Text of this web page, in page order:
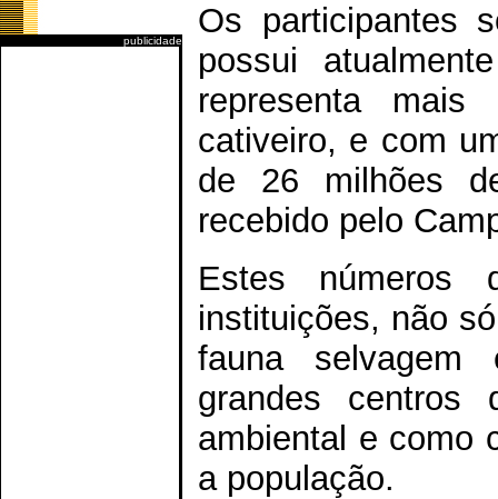
publicidade
Os participantes
possui
representa
cativeiro, e com
de 26 milhões
recebido pelo
Estes números
instituições, não
fauna selvagem
grandes centros
ambiental e como
a população.